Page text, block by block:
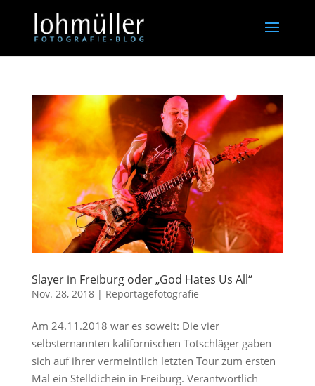
Slayer in Freiburg oder „God Hates Us All“
Nov. 28, 2018| Reportagefotografie
Am 24.11.2018 war es soweit: Die vier
selbsternannten kalifornischen Totschläger gaben
sich auf ihrer vermeintlich letzten Tour zum ersten
Mal ein Stelldichein in Freiburg. Verantwortlich